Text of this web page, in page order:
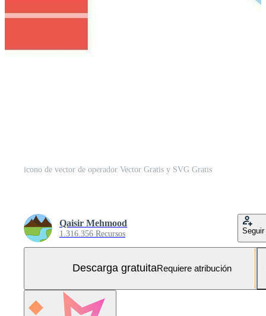
icono de vector de operador Vector Gratis y SVG Gratis
Qaisir Mehmood
1.316.356 Recursos Seguir
Descarga gratuitaRequiere atribución